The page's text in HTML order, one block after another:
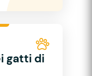
gatti di